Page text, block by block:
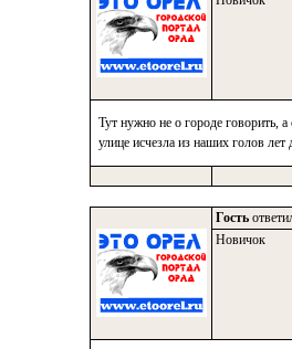
Тут нужно не о городе говорить,
улице исчезла из наших голов лет
Гость
Новичок